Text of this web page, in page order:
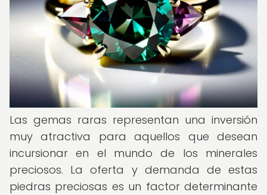
Las gemas raras representan una inversión
muy atractiva para aquellos que desean
incursionar en el mundo de los minerales
preciosos. La oferta y demanda de estas
piedras preciosas es un factor determinante